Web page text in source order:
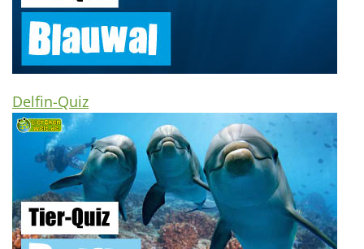
Delfin-Quiz